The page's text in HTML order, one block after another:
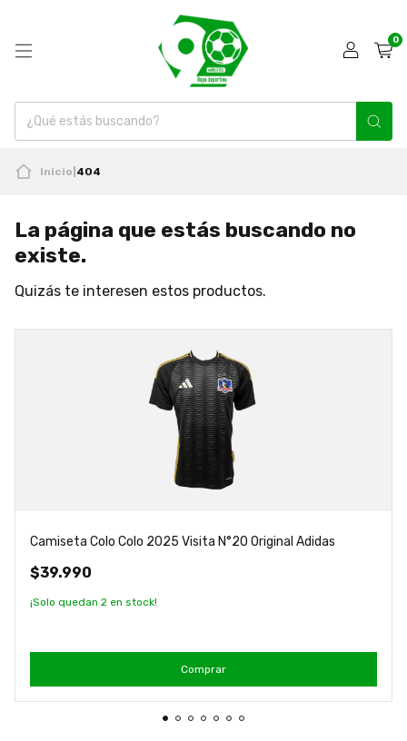
0
Inicio 404
La página que estás buscando no
existe.
Quizás te interesen estos productos.
Camiseta Colo Colo 2025 Visita N°20 Original Adidas
$39.990
¡Solo quedan 2 en stock!
Comprar